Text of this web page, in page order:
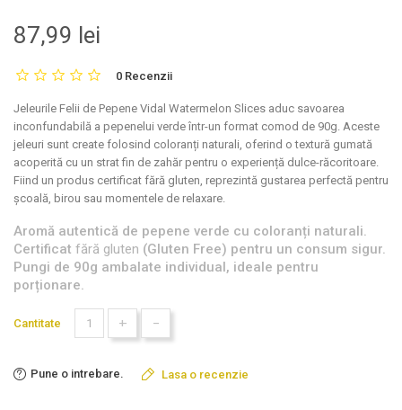
87,99 lei
0 Recenzii
Jeleurile Felii de Pepene Vidal Watermelon Slices aduc savoarea
inconfundabilă a pepenelui verde într-un format comod de 90g. Aceste
jeleuri sunt create folosind coloranți naturali, oferind o textură gumată
acoperită cu un strat fin de zahăr pentru o experiență dulce-răcoritoare.
Fiind un produs certificat fără gluten, reprezintă gustarea perfectă pentru
școală, birou sau momentele de relaxare.
Aromă autentică de pepene verde cu coloranți naturali.
Certificat fără gluten (Gluten Free) pentru un consum sigur.
Pungi de 90g ambalate individual, ideale pentru
porționare.
Cantitate + -
Pune o intrebare. Lasa o recenzie